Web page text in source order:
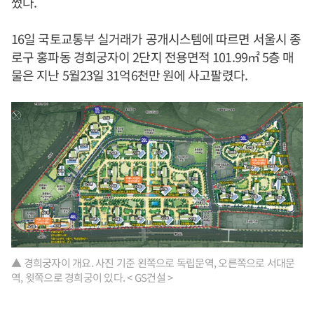
16일 국토교통부 실거래가 공개시스템에 따르면 서울시 종
로구 홍파동 경희궁자이 2단지 전용면적 101.99㎡ 5층 매
물은 지난 5월23일 31억6천만 원에 사고팔렸다.
▲ 경희궁자이 개요. 사진 기준 왼쪽으로 독립문역, 오른쪽으로 서대문
역, 윗쪽으로 경희궁이 있다. < GS건설 >